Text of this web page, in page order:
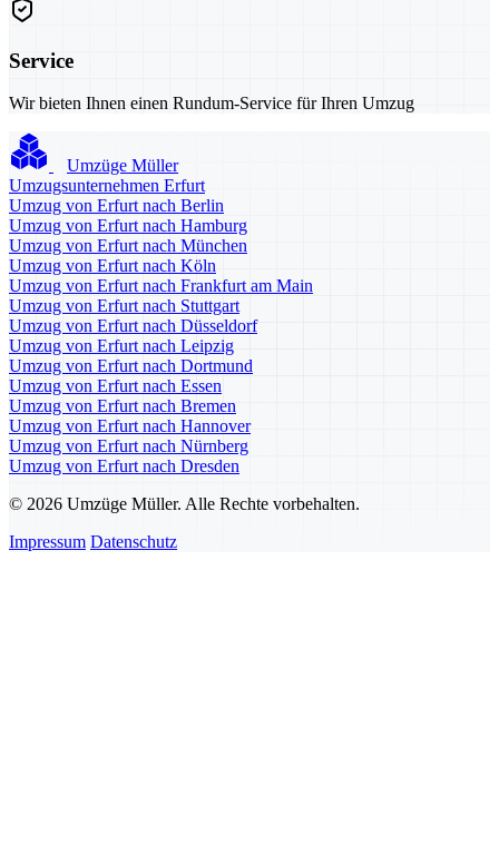
Service
Wir bieten Ihnen einen Rundum-Service für Ihren Umzug
Umzüge Müller
Umzugsunternehmen Erfurt
Umzug von Erfurt nach Berlin
Umzug von Erfurt nach Hamburg
Umzug von Erfurt nach München
Umzug von Erfurt nach Köln
Umzug von Erfurt nach Frankfurt am Main
Umzug von Erfurt nach Stuttgart
Umzug von Erfurt nach Düsseldorf
Umzug von Erfurt nach Leipzig
Umzug von Erfurt nach Dortmund
Umzug von Erfurt nach Essen
Umzug von Erfurt nach Bremen
Umzug von Erfurt nach Hannover
Umzug von Erfurt nach Nürnberg
Umzug von Erfurt nach Dresden
© 2026 Umzüge Müller. Alle Rechte vorbehalten.
Impressum Datenschutz